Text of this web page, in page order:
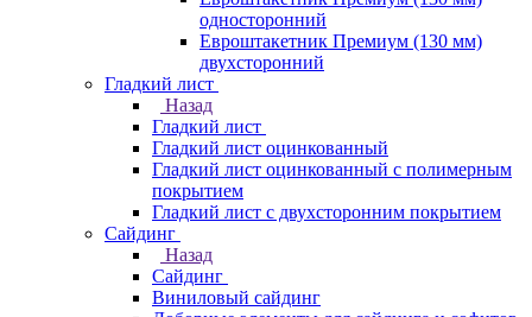
односторонний
Евроштакетник Премиум (130 мм)
двухсторонний
Гладкий лист
Назад
Гладкий лист
Гладкий лист оцинкованный
Гладкий лист оцинкованный с полимерным
покрытием
Гладкий лист с двухсторонним покрытием
Сайдинг
Назад
Сайдинг
Виниловый сайдинг